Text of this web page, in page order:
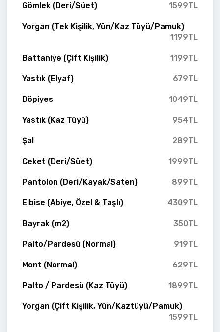
Gömlek (Deri/Süet) 1599TL
Yorgan (Tek Kişilik, Yün/Kaz Tüyü/Pamuk)
1199TL
Battaniye (Çift Kişilik) 1199TL
Yastık (Elyaf) 679TL
Döpiyes 1049TL
Yastık (Kaz Tüyü) 954TL
Şal 289TL
Ceket (Deri/Süet) 1999TL
Pantolon (Deri/Kayak/Saten) 899TL
Elbise (Abiye, Özel & Taşlı) 4309TL
Bayrak (m2) 350TL
Palto/Pardesü (Normal) 919TL
Mont (Normal) 629TL
Palto / Pardesü (Kaz Tüyü) 1899TL
Yorgan (Çift Kişilik, Yün/Kaztüyü/Pamuk)
1599TL